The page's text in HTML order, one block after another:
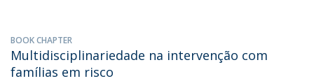
BOOK CHAPTER
Multidisciplinariedade na intervenção com
famílias em risco